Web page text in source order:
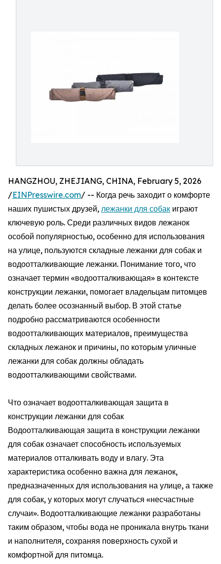
HANGZHOU, ZHEJIANG, CHINA, February 5, 2026
/EINPresswire.com/ -- Когда речь заходит о комфорте
наших пушистых друзей, лежанки для собак играют
ключевую роль. Среди различных видов лежанок
особой популярностью, особенно для использования
на улице, пользуются складные лежанки для собак и
водоотталкивающие лежанки. Понимание того, что
означает термин «водоотталкивающая» в контексте
конструкции лежанки, помогает владельцам питомцев
делать более осознанный выбор. В этой статье
подробно рассматриваются особенности
водоотталкивающих материалов, преимущества
складных лежанок и причины, по которым уличные
лежанки для собак должны обладать
водоотталкивающими свойствами.
Что означает водоотталкивающая защита в
конструкции лежанки для собак
Водоотталкивающая защита в конструкции лежанки
для собак означает способность используемых
материалов отталкивать воду и влагу. Эта
характеристика особенно важна для лежанок,
предназначенных для использования на улице, а также
для собак, у которых могут случаться «несчастные
случаи». Водоотталкивающие лежанки разработаны
таким образом, чтобы вода не проникала внутрь ткани
и наполнителя, сохраняя поверхность сухой и
комфортной для питомца.